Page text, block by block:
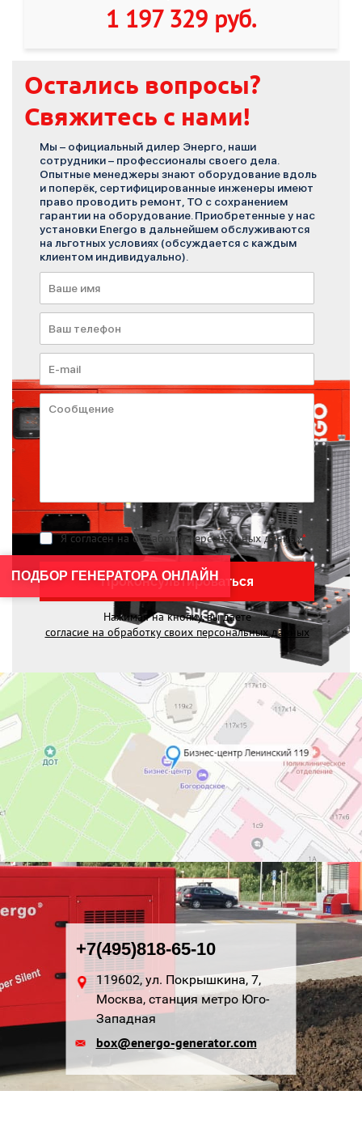
1 197 329 руб.
Остались вопросы?
Свяжитесь с нами!
Мы – официальный дилер Энерго, наши
сотрудники – профессионалы своего дела.
Опытные менеджеры знают оборудование вдоль
и поперёк, сертифицированные инженеры имеют
право проводить ремонт, ТО с сохранением
гарантии на оборудование. Приобретенные у нас
установки Energo в дальнейшем обслуживаются
на льготных условиях (обсуждается с каждым
клиентом индивидуально).
Я согласен на обработку персональных данных*
Проконсультироваться
Нажимая на кнопку, вы даете
согласие на обработку своих персональных данных
+7(495)818-65-10
119602, ул. Покрышкина, 7,
Москва, станция метро Юго-
Западная
box@energo-generator.com
ПОДБОР ГЕНЕРАТОРА ОНЛАЙН